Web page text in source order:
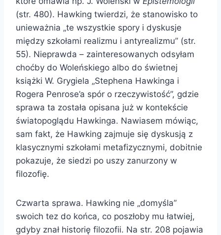
(str. 480). Hawking twierdzi, że stanowisko to
unieważnia „te wszystkie spory i dyskusje
między szkołami realizmu i antyrealizmu” (str.
55). Nieprawda – zainteresowanych odsyłam
choćby do Woleńskiego albo do świetnej
książki W. Grygiela „Stephena Hawkinga i
Rogera Penrose’a spór o rzeczywistość”, gdzie
sprawa ta została opisana już w kontekście
światopoglądu Hawkinga. Nawiasem mówiąc,
sam fakt, że Hawking zajmuje się dyskusją z
klasycznymi szkołami metafizycznymi, dobitnie
pokazuje, że siedzi po uszy zanurzony w
filozofię.
Czwarta sprawa. Hawking nie „domyśla”
swoich tez do końca, co poszłoby mu łatwiej,
gdyby znał historię filozofii. Na str. 208 pojawia